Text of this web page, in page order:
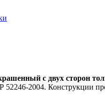
с двух сторон
2004. Конструкции